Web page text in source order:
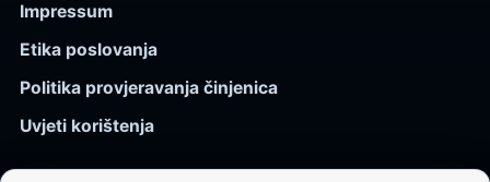
Impressum
Etika poslovanja
Politika provjeravanja činjenica
Uvjeti korištenja